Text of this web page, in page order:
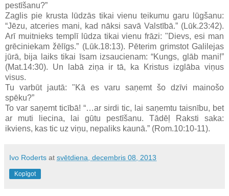
pestīšanu?”
Zaglis pie krusta lūdzās tikai vienu teikumu garu lūgšanu:
“Jēzu, atceries mani, kad nāksi savā Valstībā.” (Lūk.23:42).
Arī muitnieks templī lūdza tikai vienu frāzi: "Dievs, esi man
grēciniekam žēlīgs.” (Lūk.18:13). Pēterim grimstot Galilejas
jūrā, bija laiks tikai īsam izsaucienam: “Kungs, glāb mani!”
(Mat.14:30). Un labā ziņa ir tā, ka Kristus izglāba viņus
visus.
Tu varbūt jautā: "Kā es varu saņemt šo dzīvi mainošo
spēku?”
To var saņemt ticībā! “…ar sirdi tic, lai saņemtu taisnību, bet
ar muti liecina, lai gūtu pestīšanu. Tādēļ Raksti saka:
ikviens, kas tic uz viņu, nepaliks kaunā.” (Rom.10:10-11).
Ivo Roderts at svētdiena, decembris 08, 2013
Kopīgot